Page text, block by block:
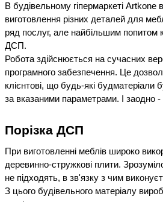
В будівельному гіпермаркеті
виготовлення різних деталей для
ряд послуг, але найбільшим попитом
ДСП.
Робота здійснюється на сучасних
програмного забезпечення. Це
клієнтові, що будь-які будматеріали
за вказаними параметрами. І заодно
Порізка ДСП
При виготовленні меблів широко
деревинно-стружкові плити.
не підходять, в зв'язку з чим
З цього будівельного матеріалу